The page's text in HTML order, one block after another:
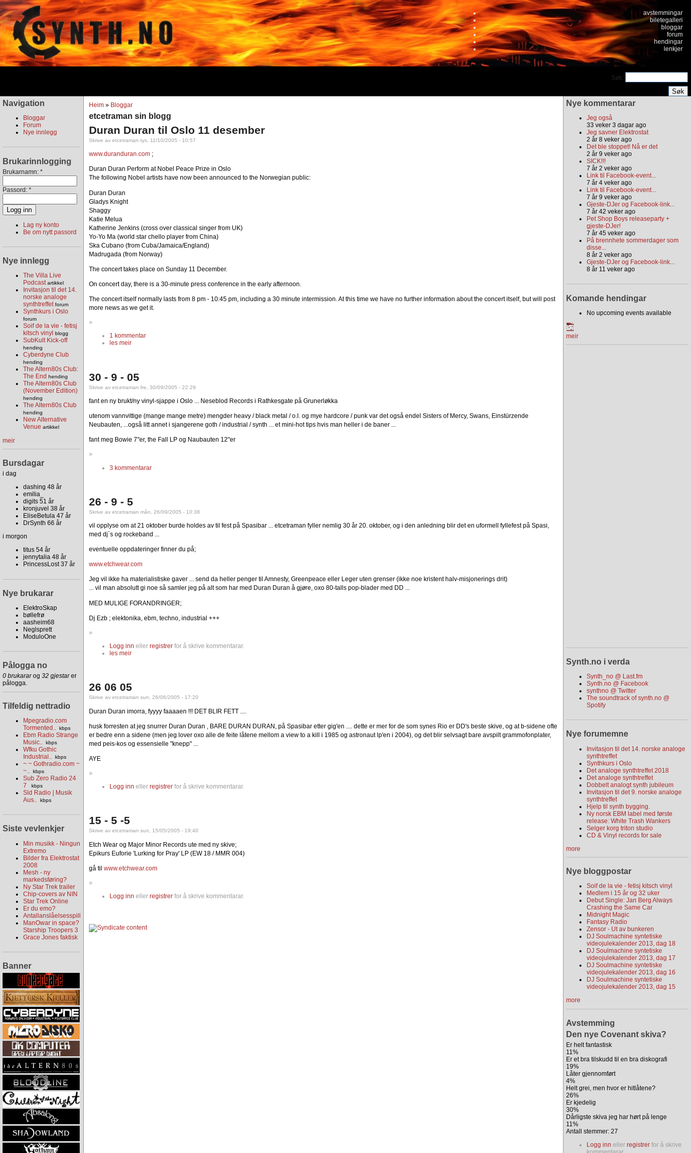
avstemmingar
biletegalleri
bloggar
forum
hendingar
lenkjer
Søk:
Navigation
Bloggar
Forum
Nye innlegg
Brukarinnlogging
Brukarnamn: *
Passord: *
Lag ny konto
Be om nytt passord
Nye innlegg
The Villa Live
Podcastartikkel
Invitasjon til det 14.
norske analoge
synthtreffet forum
Synthkurs i Oslo
forum
Soif de la vie - fetisj
kitsch vinyl
blogg
SubKult Kick-off
hending
Cyberdyne Club
hending
The Altern80s Club:
The End hending
The Altern80s Club
(November Edition)
hending
The Altern80s Club
hending
New Alternative
Venue artikkel
meir
Bursdagar
i dag
dashing 48 år
emilia_
digits 51 år
kronjuvel 38 år
EliseBetula 47 år
DrSynth 66 år
i morgon
titus 54 år
jennytalia 48 år
PrincessLost 37 år
Nye brukarar
ElektroSkap
bøllefrø
aasheim68
Neglsprett
ModuloOne
Pålogga no
0 brukararog 32 gjestarer
pålogga.
Tilfeldig nettradio
Mpegradio.com
Tormented.. kbps
Ebm Radio Strange
Music.. kbps
Wfku Gothic
Industrial.. kbps
~ ~ Gothradio.com ~
~.. kbps
Sub Zero Radio 24
7
kbps
Sld Radio | Musik
Aus.. kbps
Siste vevlenkjer
Min musikk - Ningun
Extremo
Bilder fra Elektrostat
2008
Mesh - ny
markedsføring?
Ny Star Trek trailer
Chip-covers av NIN
Star Trek Online
Er du emo?
Antallanslåelsesspill
ManOwar in space?
Starship Troopers 3
Grace Jones faktisk
Banner
Heim » Bloggar
etcetraman sin blogg
Duran Duran til Oslo 11 desember
Skrive av etcetraman tys, 11/10/2005 - 10:57
www.duranduran.com ;
Duran Duran Perform at Nobel Peace Prize in Oslo
The following Nobel artists have now been announced to the Norwegian public:
Duran Duran
Gladys Knight
Shaggy
Katie Melua
Katherine Jenkins (cross over classical singer from UK)
Yo-Yo Ma (world star chello player from China)
Ska Cubano (from Cuba/Jamaica/England)
Madrugada (from Norway)
The concert takes place on Sunday 11 December.
On concert day, there is a 30-minute press conference in the early afternoon.
The concert itself normally lasts from 8 pm - 10:45 pm, including a 30 minute intermission. At this time we have no further information about the concert itself, but will post
more news as we get it.
»
1 kommentar
les meir
30 - 9 - 05
Skrive av etcetraman fre, 30/09/2005 - 22:29
fant en ny brukt/ny vinyl-sjappe i Oslo ... Neseblod Records i Rathkesgate på Grunerløkka
utenom vannvittige (mange mange metre) mengder heavy / black metal / o.l. og mye hardcore / punk var det også endel Sisters of Mercy, Swans, Einstürzende
Neubauten, ...også litt annet i sjangerene goth / industrial / synth ... et mini-hot tips hvis man heller i de baner ...
fant meg Bowie 7"er, the Fall LP og Naubauten 12"er
»
3 kommentarar
26 - 9 - 5
Skrive av etcetraman mån, 26/09/2005 - 10:38
vil opplyse om at 21 oktober burde holdes av til fest på Spasibar ... etcetraman fyller nemlig 30 år 20. oktober, og i den anledning blir det en uformell fyllefest på Spasi,
med dj`s og rockeband ...
eventuelle oppdateringer finner du på;
www.etchwear.com
Jeg vil ikke ha materialistiske gaver ... send da heller penger til Amnesty, Greenpeace eller Leger uten grenser (ikke noe kristent halv-misjonerings drit)
... vil man absolutt gi noe så samler jeg på alt som har med Duran Duran å gjøre, oxo 80-talls pop-blader med DD ...
MED MULIGE FORANDRINGER;
Dj Ezb ; elektonika, ebm, techno, industrial +++
»
Logg inn eller registrer for å skrive kommentarar.
les meir
26 06 05
Skrive av etcetraman sun, 26/06/2005 - 17:20
Duran Duran imorra, fyyyy faaaaen !!! DET BLIR FETT ....
husk forresten at jeg snurrer Duran Duran , BARE DURAN DURAN, på Spasibar etter gig'en .... dette er mer for de som synes Rio er DD's beste skive, og at b-sidene ofte
er bedre enn a sidene (men jeg lover oxo alle de feite låtene mellom a view to a kill i 1985 og astronaut lp'en i 2004), og det blir selvsagt bare avspilt grammofonplater,
med peis-kos og essensielle "knepp" ...
AYE
»
Logg inn eller registrer for å skrive kommentarar.
15 - 5 -5
Skrive av etcetraman sun, 15/05/2005 - 19:40
Etch Wear og Major Minor Records ute med ny skive;
Epikurs Euforie 'Lurking for Pray' LP (EW 18 / MMR 004)
gå til www.etchwear.com
»
Logg inn eller registrer for å skrive kommentarar.
Nye kommentarar
Jeg også
33 veker 3 dagar ago
Jeg savner Elektrostat
2 år 8 veker ago
Det ble stoppet! Nå er det
2 år 9 veker ago
SICK!!!
7 år 2 veker ago
Link til Facebook-event...
7 år 4 veker ago
Link til Facebook-event...
7 år 9 veker ago
Gjeste-DJer og Facebook-link...
7 år 42 veker ago
Pet Shop Boys releaseparty +
gjeste-DJer!
7 år 45 veker ago
På brennhete sommerdager som
disse...
8 år 2 veker ago
Gjeste-DJer og Facebook-link...
8 år 11 veker ago
Komande hendingar
No upcoming events available
meir
Synth.no i verda
Synth_no @ Last.fm
Synth.no @ Facebook
synthno @ Twitter
The soundtrack of synth.no @
Spotify
Nye forumemne
Invitasjon til det 14. norske analoge
synthtreffet
Synthkurs i Oslo
Det analoge synthtreffet 2018
Det analoge synthtreffet
Dobbelt analogt synth jubileum
Invitasjon til det 9. norske analoge
synthtreffet
Hjelp til synth bygging.
Ny norsk EBM label med første
release: White Trash Wankers
Selger korg triton studio
CD & Vinyl records for sale
more
Nye bloggpostar
Soif de la vie - fetisj kitsch vinyl
Medlem i 15 år og 32 uker
Debut Single: Jan Berg Always
Crashing the Same Car
Midnight Magic
Fantasy Radio
Zensor - Ut av bunkeren
DJ Soulmachine syntetiske
videojulekalender 2013, dag 18
DJ Soulmachine syntetiske
videojulekalender 2013, dag 17
DJ Soulmachine syntetiske
videojulekalender 2013, dag 16
DJ Soulmachine syntetiske
videojulekalender 2013, dag 15
more
Avstemming
Den nye Covenant skiva?
Er helt fantastisk
11%
Er et bra tilskudd til en bra diskografi
19%
Låter gjennomført
4%
Helt grei, men hvor er hitlåtene?
26%
Er kjedelig
30%
Dårligste skiva jeg har hørt på lenge
11%
Antall stemmer: 27
Logg inn eller registrer for å skrive